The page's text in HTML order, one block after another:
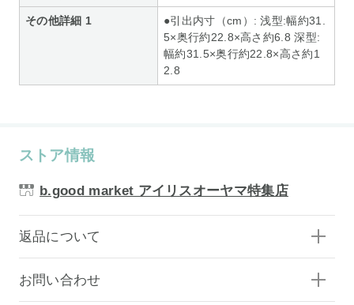
その他詳細 1
●引出内寸（cm）: 浅型:幅約31.
5×奥行約22.8×高さ約6.8 深型:
幅約31.5×奥行約22.8×高さ約1
2.8
ストア情報
b.good market アイリスオーヤマ特集店
返品について
お問い合わせ